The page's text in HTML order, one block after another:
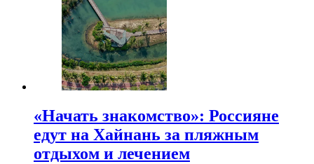
«Начать знакомство»: Россияне
едут на Хайнань за пляжным
отдыхом и лечением